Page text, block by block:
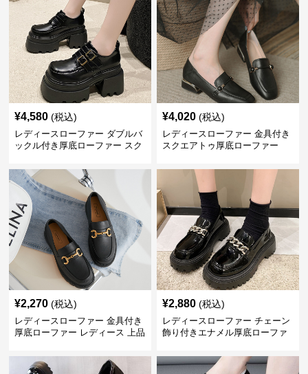
¥4,580 (税込)
レディースローファー ダブルバ
ックル付き厚底ローファー スク
¥4,020 (税込)
レディースローファー 金具付き
スクエアトゥ厚底ローファー
¥2,270 (税込)
レディースローファー 金具付き
厚底ローファー レディース 上品
¥2,880 (税込)
レディースローファー チェーン
飾り付きエナメル厚底ローファ